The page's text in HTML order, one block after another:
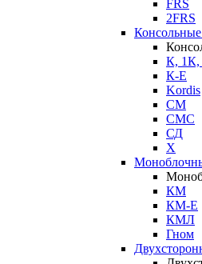
FRS
2FRS
К, 1К,
К-Е
Kordis
СМ
СМС
СД
Х
КМ
КМ-Е
КМЛ
Гном